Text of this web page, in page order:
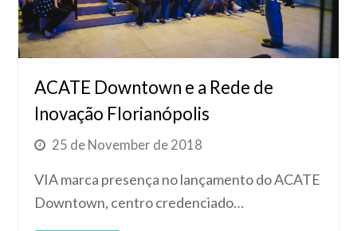
ACATE Downtown e a Rede de
Inovação Florianópolis
25 de November de 2018
VIA marca presença no lançamento do ACATE
Downtown, centro credenciado…